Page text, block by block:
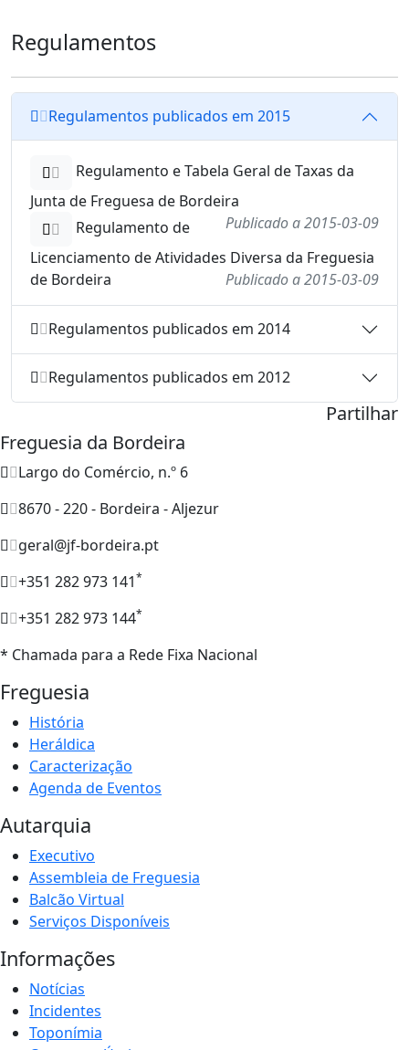
Regulamentos
Regulamentos publicados em 2015
Regulamento e Tabela Geral de Taxas da
Junta de Freguesa de Bordeira
Publicado a 2015-03-09
Regulamento de
Licenciamento de Atividades Diversa da Freguesia
de Bordeira
Publicado a 2015-03-09
Regulamentos publicados em 2014
Regulamentos publicados em 2012
Partilhar
Freguesia da Bordeira
Largo do Comércio, n.º 6
8670 - 220 - Bordeira - Aljezur
geral@jf-bordeira.pt
+351 282 973 141*
+351 282 973 144*
* Chamada para a Rede Fixa Nacional
Freguesia
História
Heráldica
Caracterização
Agenda de Eventos
Autarquia
Executivo
Assembleia de Freguesia
Balcão Virtual
Serviços Disponíveis
Informações
Notícias
Incidentes
Toponímia